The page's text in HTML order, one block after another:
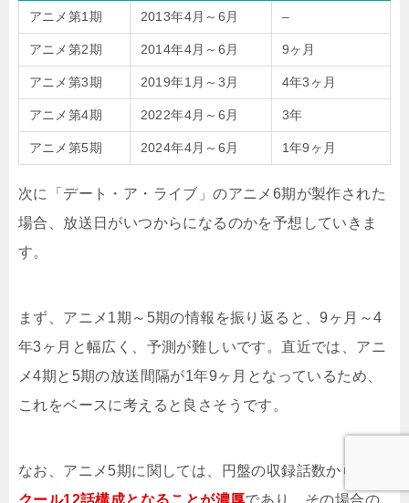
アニメ第1期 2013年4月～6月 –
アニメ第2期 2014年4月～6月 9ヶ月
アニメ第3期 2019年1月～3月 4年3ヶ月
アニメ第4期 2022年4月～6月 3年
アニメ第5期 2024年4月～6月 1年9ヶ月
次に「デート・ア・ライブ」のアニメ6期が製作された
場合、放送日がいつからになるのかを予想していきま
す。
まず、アニメ1期～5期の情報を振り返ると、9ヶ月～4
年3ヶ月と幅広く、予測が難しいです。直近では、アニ
メ4期と5期の放送間隔が1年9ヶ月となっているため、
これをベースに考えると良さそうです。
なお、アニメ5期に関しては、円盤の収録話数から、
クール12話構成となることが濃厚であり、その場合の